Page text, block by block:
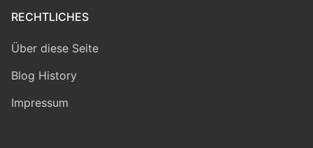
RECHTLICHES
Über diese Seite
Blog History
Impressum